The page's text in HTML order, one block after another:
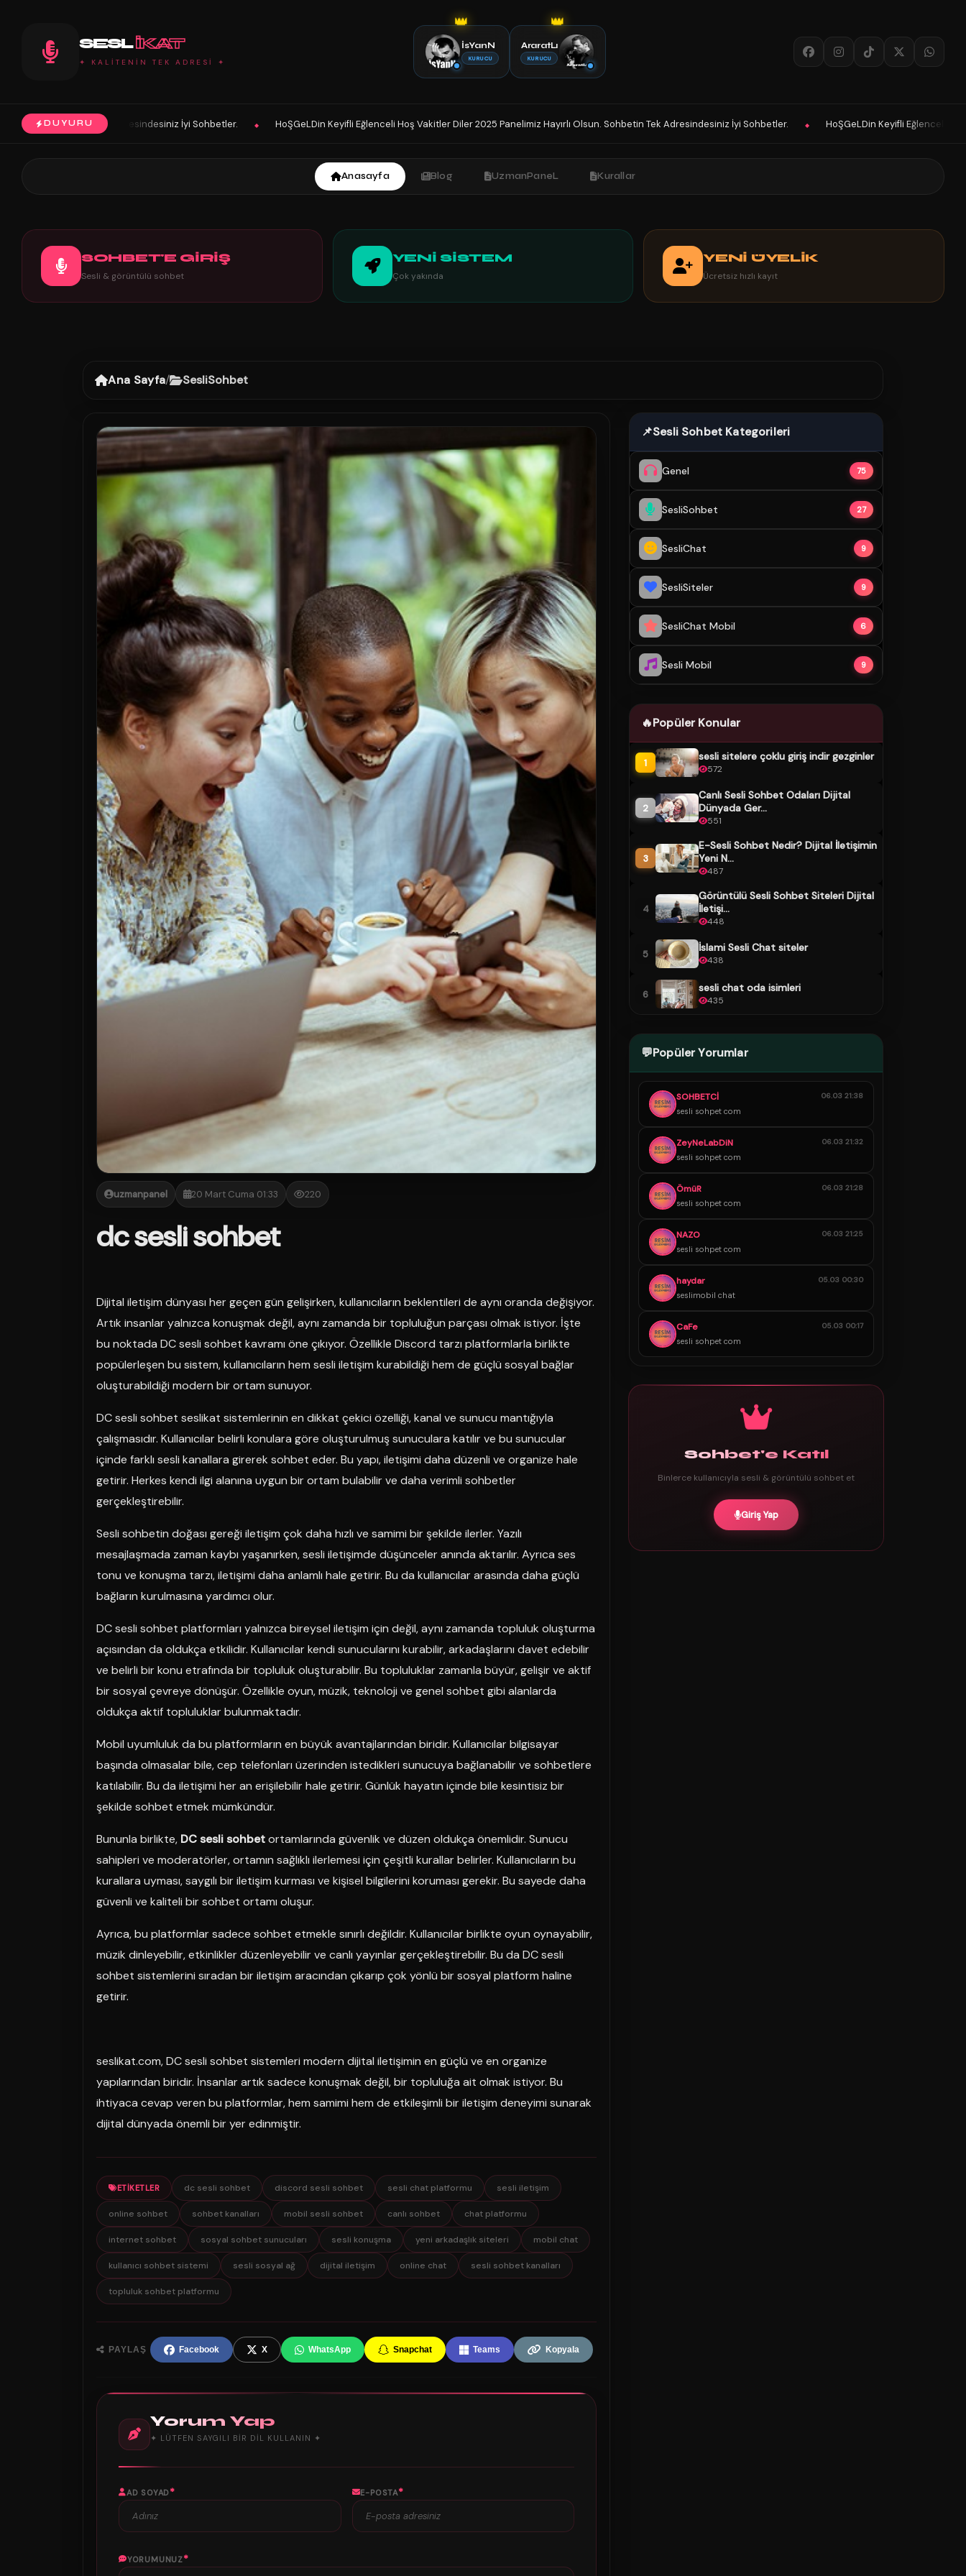
SESL IKAT
✦ KALİTENİN TEK ADRESİ ✦
👑
İsYanN
KURUCU
👑
AraratLı
KURUCU
DUYURU
İyi Sohbetler. HoŞGeLDin Keyifli Eğlenceli Hoş Vakitler Diler 2025 Panelimiz Hayırlı Olsun. Sohbetin Tek Adresindesiniz İyi Sohbetler. ◆ HoŞGeLDin Keyifli Eğlenceli Hoş Vakitler Diler 2025 Panelimiz
Anasayfa Blog UzmanPaneL Kurallar
SOHBET'E GİRİŞ
Sesli & görüntülü sohbet
YENİ SİSTEM
Çok yakında
YENİ ÜYELİK
Ücretsiz hızlı kayıt
Ana Sayfa/ SesliSohbet
uzmanpanel 20 Mart Cuma 01:33 220
dc sesli sohbet
Dijital iletişim dünyası her geçen gün gelişirken, kullanıcıların beklentileri de aynı oranda değişiyor.
Artık insanlar yalnızca konuşmak değil, aynı zamanda bir topluluğun parçası olmak istiyor. İşte
bu noktada DC sesli sohbet kavramı öne çıkıyor. Özellikle Discord tarzı platformlarla birlikte
popülerleşen bu sistem, kullanıcıların hem sesli iletişim kurabildiği hem de güçlü sosyal bağlar
oluşturabildiği modern bir ortam sunuyor.
DC sesli sohbet seslikat sistemlerinin en dikkat çekici özelliği, kanal ve sunucu mantığıyla
çalışmasıdır. Kullanıcılar belirli konulara göre oluşturulmuş sunuculara katılır ve bu sunucular
içinde farklı sesli kanallara girerek sohbet eder. Bu yapı, iletişimi daha düzenli ve organize hale
getirir. Herkes kendi ilgi alanına uygun bir ortam bulabilir ve daha verimli sohbetler
gerçekleştirebilir.
Sesli sohbetin doğası gereği iletişim çok daha hızlı ve samimi bir şekilde ilerler. Yazılı
mesajlaşmada zaman kaybı yaşanırken, sesli iletişimde düşünceler anında aktarılır. Ayrıca ses
tonu ve konuşma tarzı, iletişimi daha anlamlı hale getirir. Bu da kullanıcılar arasında daha güçlü
bağların kurulmasına yardımcı olur.
DC sesli sohbet platformları yalnızca bireysel iletişim için değil, aynı zamanda topluluk oluşturma
açısından da oldukça etkilidir. Kullanıcılar kendi sunucularını kurabilir, arkadaşlarını davet edebilir
ve belirli bir konu etrafında bir topluluk oluşturabilir. Bu topluluklar zamanla büyür, gelişir ve aktif
bir sosyal çevreye dönüşür. Özellikle oyun, müzik, teknoloji ve genel sohbet gibi alanlarda
oldukça aktif topluluklar bulunmaktadır.
Mobil uyumluluk da bu platformların en büyük avantajlarından biridir. Kullanıcılar bilgisayar
başında olmasalar bile, cep telefonları üzerinden istedikleri sunucuya bağlanabilir ve sohbetlere
katılabilir. Bu da iletişimi her an erişilebilir hale getirir. Günlük hayatın içinde bile kesintisiz bir
şekilde sohbet etmek mümkündür.
Bununla birlikte, DC sesli sohbetortamlarında güvenlik ve düzen oldukça önemlidir. Sunucu
sahipleri ve moderatörler, ortamın sağlıklı ilerlemesi için çeşitli kurallar belirler. Kullanıcıların bu
kurallara uyması, saygılı bir iletişim kurması ve kişisel bilgilerini koruması gerekir. Bu sayede daha
güvenli ve kaliteli bir sohbet ortamı oluşur.
Ayrıca, bu platformlar sadece sohbet etmekle sınırlı değildir. Kullanıcılar birlikte oyun oynayabilir,
müzik dinleyebilir, etkinlikler düzenleyebilir ve canlı yayınlar gerçekleştirebilir. Bu da DC sesli
sohbet sistemlerini sıradan bir iletişim aracından çıkarıp çok yönlü bir sosyal platform haline
getirir.
seslikat.com, DC sesli sohbet sistemleri modern dijital iletişimin en güçlü ve en organize
yapılarından biridir. İnsanlar artık sadece konuşmak değil, bir topluluğa ait olmak istiyor. Bu
ihtiyaca cevap veren bu platformlar, hem samimi hem de etkileşimli bir iletişim deneyimi sunarak
dijital dünyada önemli bir yer edinmiştir.
ETIKETLER dc sesli sohbet discord sesli sohbet sesli chat platformu sesli iletişim
online sohbet sohbet kanalları mobil sesli sohbet canlı sohbet chat platformu
internet sohbet sosyal sohbet sunucuları sesli konuşma yeni arkadaşlık siteleri mobil chat
kullanıcı sohbet sistemi sesli sosyal ağ dijital iletişim online chat sesli sohbet kanalları
topluluk sohbet platformu
PAYLAŞ Facebook X WhatsApp Snapchat Teams Kopyala
Yorum Yap
✦ LÜTFEN SAYGILI BIR DIL KULLANIN ✦
AD SOYAD* E-POSTA*
YORUMUNUZ*
📌Sesli Sohbet Kategorileri
Genel 75
SesliSohbet 27
SesliChat 9
SesliSiteler 9
SesliChat Mobil 6
Sesli Mobil 9
🔥Popüler Konular
1 sesli sitelere çoklu giriş indir gezginler
572
2
Canlı Sesli Sohbet Odaları Dijital
Dünyada Ger...
551
3
E-Sesli Sohbet Nedir? Dijital İletişimin
Yeni N...
487
4
Görüntülü Sesli Sohbet Siteleri Dijital
İletişi...
448
5 İslami Sesli Chat siteler
438
6 sesli chat oda isimleri
435
💬Popüler Yorumlar
SOHBETCİ
sesli sohpet com
06.03 21:38
ZeyNeLabDiN
sesli sohpet com
06.03 21:32
ÖmüR
sesli sohpet com
06.03 21:28
NAZO
sesli sohpet com
06.03 21:25
haydar
seslimobil chat
05.03 00:30
CaFe
sesli sohpet com
05.03 00:17
Sohbet'e Katıl
Binlerce kullanıcıyla sesli & görüntülü sohbet et
Giriş Yap